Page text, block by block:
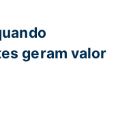
geram valor